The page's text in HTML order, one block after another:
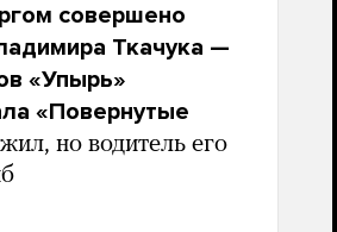
совершено
Ткачука —
«Упырь»
«Повернутые
но водитель его